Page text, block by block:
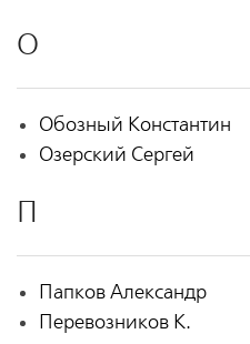
О
Обозный Константин
Озерский Сергей
П
Папков Александр
Перевозников К.